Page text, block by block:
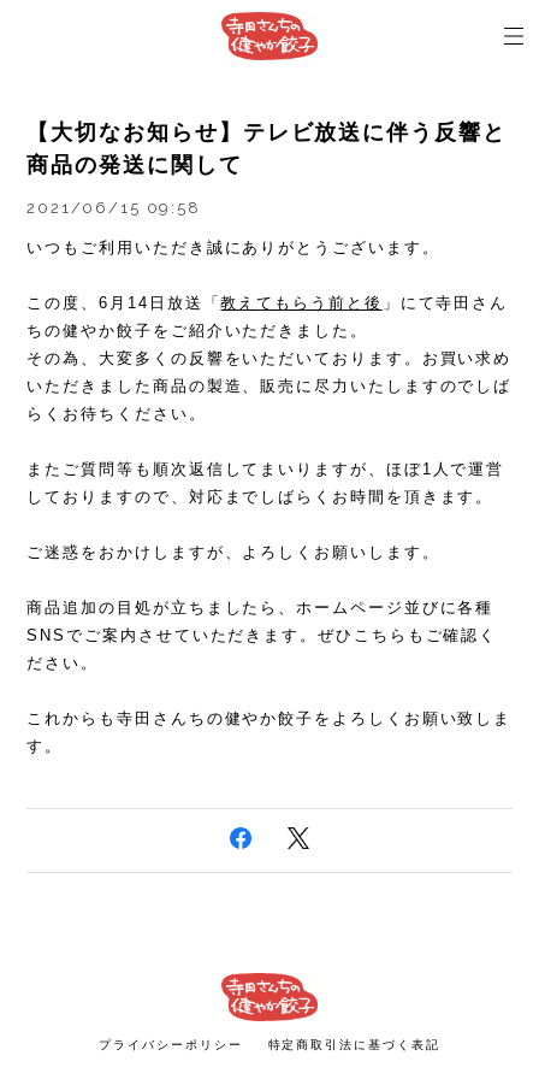
【大切なお知らせ】テレビ放送に伴う反響と
商品の発送に関して
2021/06/15 09:58
いつもご利用いただき誠にありがとうございます。
この度、6月14日放送「教えてもらう前と後 」にて寺田さん
ちの健やか餃子をご紹介いただきました。
その為、大変多くの反響をいただいております。お買い求め
いただきました商品の製造、販売に尽力いたしますのでしば
らくお待ちください。
またご質問等も順次返信してまいりますが、ほぼ1人で運営
しておりますので、対応までしばらくお時間を頂きます。
ご迷惑をおかけしますが、よろしくお願いします。
商品追加の目処が立ちましたら、ホームページ並びに各種
SNSでご案内させていただきます。ぜひこちらもご確認く
ださい。
これからも寺田さんちの健やか餃子をよろしくお願い致しま
す。
プライバシーポリシー 特定商取引法に基づく表記